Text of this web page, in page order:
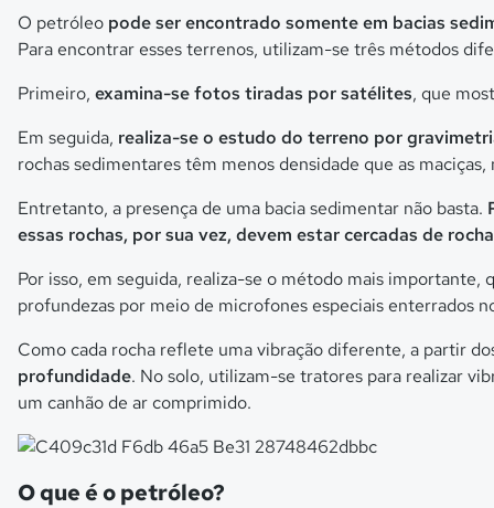
O petróleo pode ser encontrado somente em bacias
Para encontrar esses terrenos, utilizam-se três métodos
Primeiro, examina-se fotos tiradas por satélites, que
Em seguida, realiza-se o estudo do terreno por
rochas sedimentares têm menos densidade que as
Entretanto, a presença de uma bacia sedimentar não basta.
essas rochas, por sua vez, devem estar cercadas de
Por isso, em seguida, realiza-se o método mais importante,
profundezas por meio de microfones especiais enterrados
Como cada rocha reflete uma vibração diferente, a partir
profundidade. No solo, utilizam-se tratores para realizar
um canhão de ar comprimido.
O que é o petróleo?